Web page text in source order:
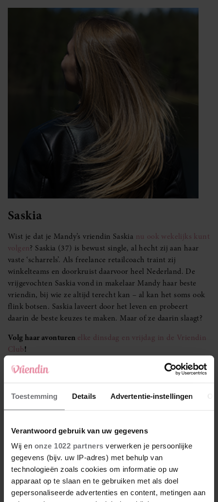
Toestemming Details Advertentie-instellingen
Verantwoord gebruik van uw gegevens
Wij en onze 1022 partners verwerken je persoonlijke
gegevens (bijv. uw IP-adres) met behulp van
technologieën zoals cookies om informatie op uw
apparaat op te slaan en te gebruiken met als doel
gepersonaliseerde advertenties en content, metingen aan
Saskia
Wist je dat je Mandy’s vriendin Saskia nu ook wekelijks kunt
volgen? Saskia (37) is bewust single, al hecht zij aan haar
vaste ‘scharrels’. Als freelance retailcoach traint zij
winkelteams en doorkruist daarvoor heel Nederland. De
vrijgevochten Saskia vond in makelaar Mandy haar beste
vriendin, bij wie ze altijd terecht kan – al kan het soms ook
flink botsen. Saskia laveert door het leven en probeert
daarin de beste keuzes te maken. Maar of ze daarin slaagt?
Volg haar avonturen elke dinsdag en vrijdag in de Vriendin
Club!
Meer Vriendin? Volg ons op
Instagram
.
Je kunt je ook aanmelden voor onze wekelijkseVriendin
nieuwsbrief .
LEES OOK